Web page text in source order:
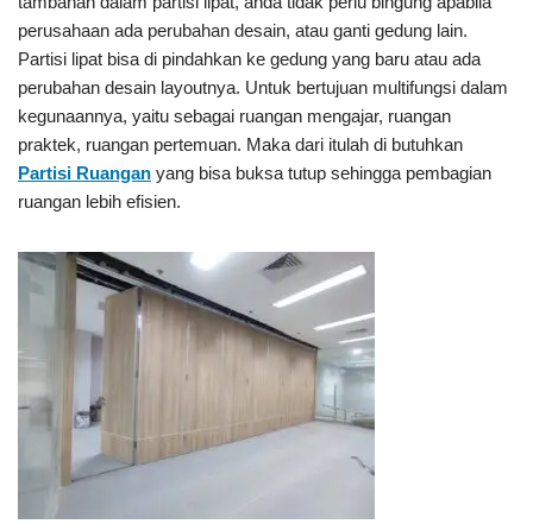
perusahaan ada perubahan desain, atau ganti gedung lain.
Partisi lipat bisa di pindahkan ke gedung yang baru atau ada
perubahan desain layoutnya. Untuk bertujuan multifungsi dalam
kegunaannya, yaitu sebagai ruangan mengajar, ruangan
praktek, ruangan pertemuan. Maka dari itulah di butuhkan
Partisi Ruangan yang bisa buksa tutup sehingga pembagian
ruangan lebih efisien.